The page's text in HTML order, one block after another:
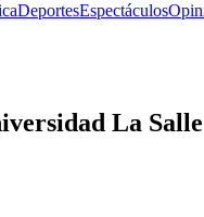
DeportesEspectáculos
La